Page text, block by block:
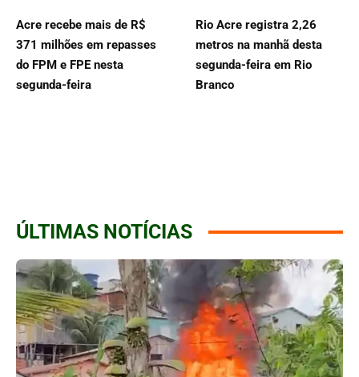
Acre recebe mais de R$
371 milhões em repasses
do FPM e FPE nesta
segunda-feira
Rio Acre registra 2,26
metros na manhã desta
segunda-feira em Rio
Branco
ÚLTIMAS NOTÍCIAS